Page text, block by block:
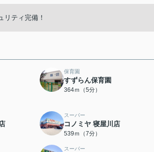
ティ完備！
保育園
すずらん保育園
364ｍ（5分）
スーパー
コノミヤ 寝屋川店
539ｍ（7分）
スーパー